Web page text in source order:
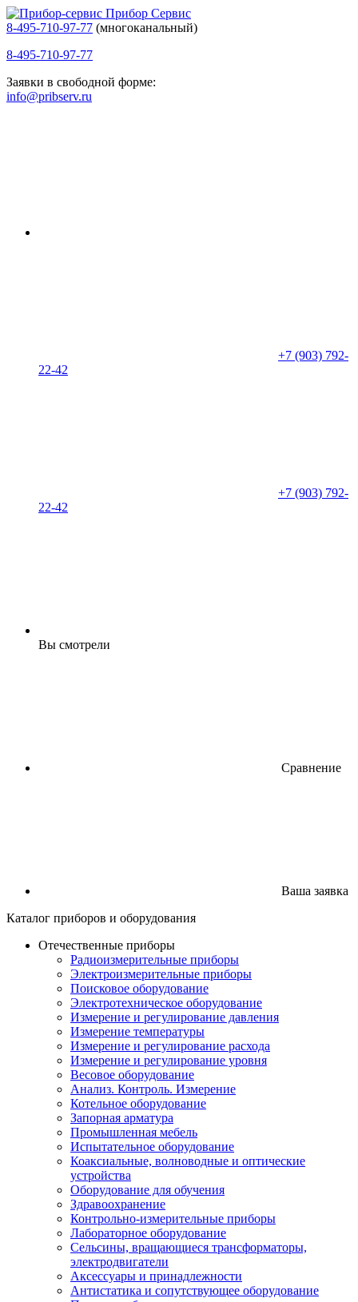
Прибор Сервис
8-495-710-97-77 (многоканальный)
8-495-710-97-77
Заявки в свободной форме:
info@pribserv.ru
+7 (903) 792-
22-42
+7 (903) 792-
22-42
Вы смотрели
Сравнение
Ваша заявка
Каталог приборов и оборудования
Отечественные приборы
Радиоизмерительные приборы
Электроизмерительные приборы
Поисковое оборудование
Электротехническое оборудование
Измерение и регулирование давления
Измерение температуры
Измерение и регулирование расхода
Измерение и регулирование уровня
Весовое оборудование
Анализ. Контроль. Измерение
Котельное оборудование
Запорная арматура
Промышленная мебель
Испытательное оборудование
Коаксиальные, волноводные и оптические
устройства
Оборудование для обучения
Здравоохранение
Контрольно-измерительные приборы
Лабораторное оборудование
Сельсины, вращающиеся трансформаторы,
электродвигатели
Аксессуары и принадлежности
Антистатика и сопутствующее оборудование